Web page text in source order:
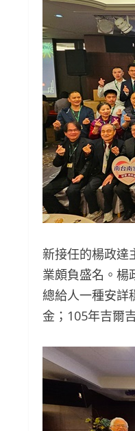
新接任的楊政達
業頗負盛名。楊
總給人一種安詳
金；105年吉爾